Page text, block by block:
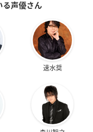
る声優さん
速水奨